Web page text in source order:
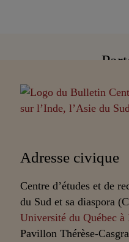
Adresse civique
Centre d’études et de
du Sud et sa diaspora
Université du Québec à
Pavillon Thérèse-